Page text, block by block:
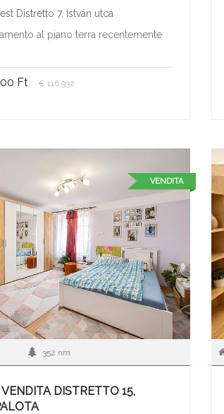
Distretto 7, István utca
al piano terra recentemente
Ft € 116.932
VENDITA
352 nm
DISTRETTO 15,